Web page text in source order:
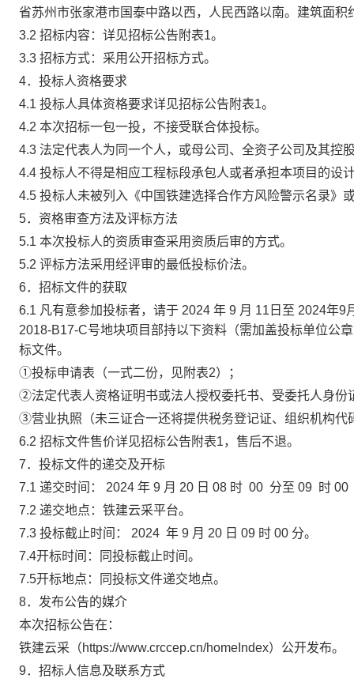
省苏州市张家港市国泰中路以西，人民西路以南。建筑面积
3.2 招标内容：详见招标公告附表1。
3.3 招标方式：采用公开招标方式。
4．投标人资格要求
4.1 投标人具体资格要求详见招标公告 附表1。
4.2 本次招标一包一投，不接受联合体投标。
4.3 法定代表人为同一个人，或母公司、全资子公司及其控
4.4 投标人不得是相应工程标段承包人或者承担本项目的设
4.5 投标人未被列入 《中国铁建选择合作方风险警示名录》
5．资格审查方法及评标方法
5.1 本次投标人的资质审查采用 资质后审的方式。
5.2 评标方法采用经评审的最低投标价法。
6．招标文件的获取
6.1 凡有意参加投标者， 请于 2024 年 9 月 11 日至 2024年9
2018-B17-C号地块项目部持以下资料（需加盖投标单位公
标文件。
①投标申请表（一式二份，见附表2）；
②法定代表人资格证明书或法人授权委托书、受委托人身份
③营业执照（未三证合一还将提供税务登记证、组织机构代
6.2 招标文件售价详见招标公告附表1，售后不退。
7．投标文件的递交及开标
7.1 递交时间： 2024 年 9 月 20 日 08 时 00 分至 09 时 00
7.2 递交地点： 铁建云采平台。
7.3 投标截止时间： 2024 年 9 月 20 日 09 时 00 分。
7.4开标时间： 同投标截止时间。
7.5开标地点： 同投标文件递交地点。
8．发布公告的媒介
本次招标公告在 ：
铁建云采（https://www.crccep.cn/homeIndex） 公开发布。
9．招标人信息及联系方式